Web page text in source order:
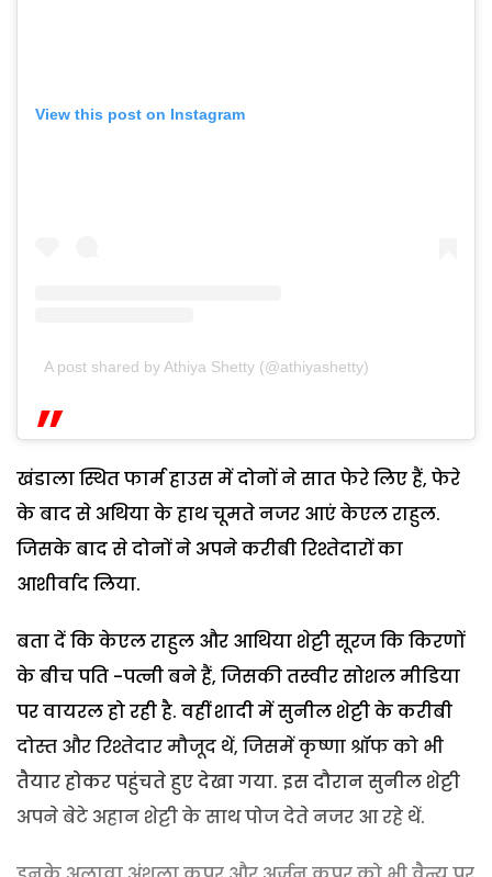
View this post on Instagram
A post shared by Athiya Shetty (@athiyashetty)
खंडाला स्थित फार्म हाउस में दोनों ने सात फेरे लिए हैं, फेरे
के बाद से अथिया के हाथ चूमते नजर आएं केएल राहुल.
जिसके बाद से दोनों ने अपने करीबी रिश्तेदारों का
आशीर्वाद लिया.
बता दें कि केएल राहुल और आथिया शेट्टी सूरज कि किरणों
के बीच पति -पत्नी बने हैं, जिसकी तस्वीर सोशल मीडिया
पर वायरल हो रही है. वहीं शादी में सुनील शेट्टी के करीबी
दोस्त और रिश्तेदार मौजूद थें, जिसमें कृष्णा श्रॉफ को भी
तैयार होकर पहुंचते हुए देखा गया. इस दौरान सुनील शेट्टी
अपने बेटे अहान शेट्टी के साथ पोज देते नजर आ रहे थें.